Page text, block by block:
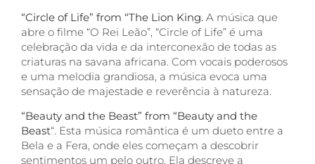
“Circle of Life” from “The Lion King. A música que
abre o filme “O Rei Leão”, “Circle of Life” é uma
celebração da vida e da interconexão de todas as
criaturas na savana africana. Com vocais poderosos
e uma melodia grandiosa, a música evoca uma
sensação de majestade e reverência à natureza.
“Beauty and the Beast” from “Beauty and the
Beast“. Esta música romântica é um dueto entre a
Bela e a Fera, onde eles começam a descobrir
sentimentos um pelo outro. Ela descreve a